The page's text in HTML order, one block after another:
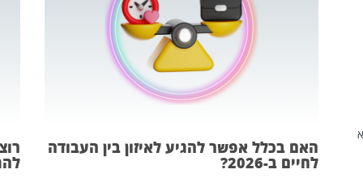
האם בכלל אפשר להגיע לאיזון בין העבודה
לחיים ב-2026?